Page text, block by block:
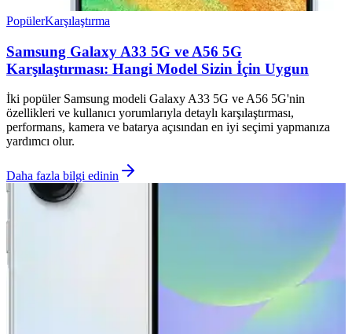
PopülerKarşılaştırma
Samsung Galaxy A33 5G ve A56 5G
Karşılaştırması: Hangi Model Sizin İçin Uygun
İki popüler Samsung modeli Galaxy A33 5G ve A56 5G'nin
özellikleri ve kullanıcı yorumlarıyla detaylı karşılaştırması,
performans, kamera ve batarya açısından en iyi seçimi yapmanıza
yardımcı olur.
Daha fazla bilgi edinin